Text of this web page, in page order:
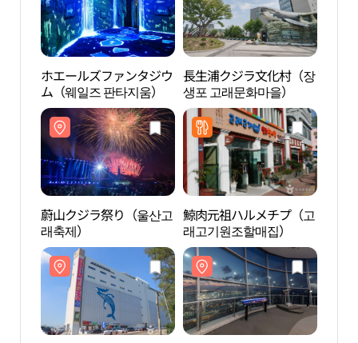
ホエールズファンタジウ
ム（웨일즈 판타지움）
長生浦クジラ文化村（장
생포 고래문화마을）
蔚山クジラ祭り（울산고
래축제）
鯨肉元祖ハルメチプ（고
래고기원조할매집）